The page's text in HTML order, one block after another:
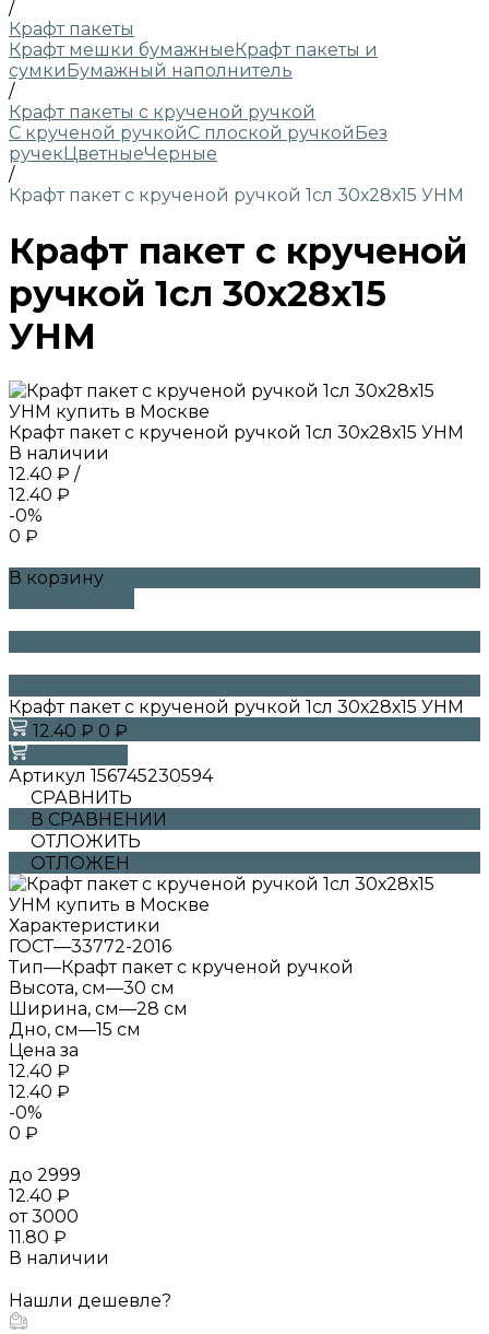
/
Крафт пакеты
Крафт мешки бумажные Крафт пакеты и
сумки Бумажный наполнитель
/
Крафт пакеты с крученой ручкой
С крученой ручкойС плоской ручкой Без
ручек ЦветныеЧерные
/
Крафт пакет с крученой ручкой 1сл 30х28х15 УНМ
Крафт пакет с крученой
ручкой 1сл 30х28х15
УНМ
Крафт пакет с крученой ручкой 1сл 30х28х15 УНМ
В наличии
12.40 ₽ /
12.40 ₽
-0%
0 ₽
В корзину
Крафт пакет с крученой ручкой 1сл 30х28х15 УНМ
12.40 ₽ 0 ₽
Артикул 156745230594
СРАВНИТЬ
В СРАВНЕНИИ
ОТЛОЖИТЬ
ОТЛОЖЕН
Характеристики
ГОСТ—33772-2016
Тип—Крафт пакет с крученой ручкой
Высота, см—30 см
Ширина, см—28 см
Дно, см—15 см
Цена за
12.40 ₽
12.40 ₽
-0%
0 ₽
до 2999
12.40 ₽
от 3000
11.80 ₽
В наличии
Нашли дешевле?